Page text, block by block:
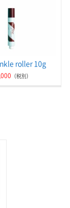
roller 10g
（税別）